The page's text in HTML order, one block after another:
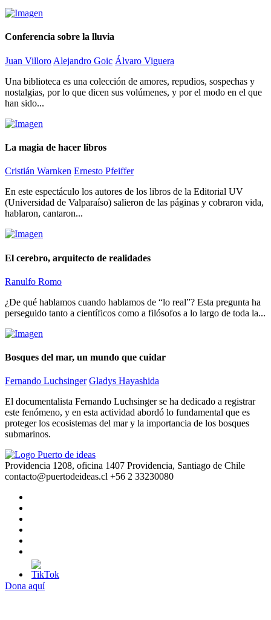
Conferencia sobre la lluvia
Juan Villoro Alejandro Goic Álvaro Viguera
Una biblioteca es una colección de amores, repudios, sospechas y
nostalgias, por lo que dicen sus volúmenes, y por el modo en el que
han sido...
La magia de hacer libros
Cristián Warnken Ernesto Pfeiffer
En este espectáculo los autores de los libros de la Editorial UV
(Universidad de Valparaíso) salieron de las páginas y cobraron vida,
hablaron, cantaron...
El cerebro, arquitecto de realidades
Ranulfo Romo
¿De qué hablamos cuando hablamos de “lo real”? Esta pregunta ha
perseguido tanto a científicos como a filósofos a lo largo de toda la...
Bosques del mar, un mundo que cuidar
Fernando Luchsinger Gladys Hayashida
El documentalista Fernando Luchsinger se ha dedicado a registrar
este fenómeno, y en esta actividad abordó lo fundamental que es
proteger los ecosistemas del mar y la importancia de los bosques
submarinos.
Providencia 1208, oficina 1407 Providencia, Santiago de Chile
contacto@puertodeideas.cl +56 2 33230080
Dona aquí